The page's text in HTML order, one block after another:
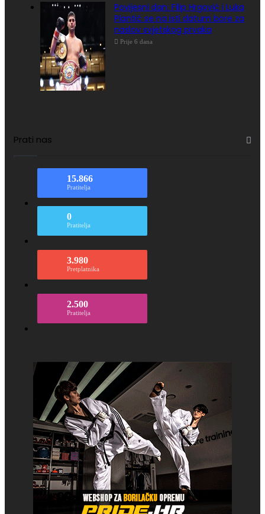
Povijesni dan: Filip Hrgović i Luka
Plantić se na isti datum bore za
naslov svjetskog prvaka
Prije 6 dana
Prati nas
15.866
Pratitelja
0
Pratitelja
3.980
Pretplatnika
2.500
Pratitelja